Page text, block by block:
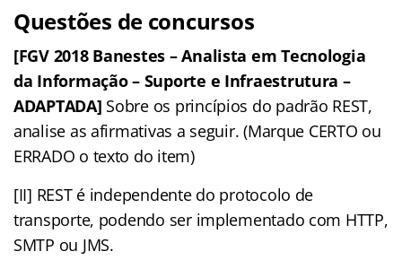
Questões de concursos
[FGV 2018 Banestes – Analista em Tecnologia
da Informação – Suporte e Infraestrutura –
ADAPTADA] Sobre os princípios do padrão REST,
analise as afirmativas a seguir. (Marque CERTO ou
ERRADO o texto do item)
[II] REST é independente do protocolo de
transporte, podendo ser implementado com HTTP,
SMTP ou JMS.